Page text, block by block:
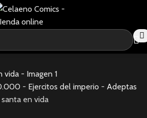
- Ejercitos del imperio - Adeptas
en vida